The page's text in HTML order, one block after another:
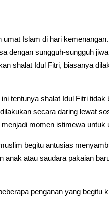
umat Islam di hari
dengan sungguh-sungguh
shalat Idul Fitri, biasanya
ini tentunya shalat Idul Fitri
secara daring lewat
momen istimewa untuk
begitu antusias
anak atau saudara pakaian
penganan yang begitu